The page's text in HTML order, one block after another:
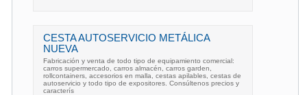
CESTA AUTOSERVICIO METÁLICA
NUEVA
Fabricación y venta de todo tipo de equipamiento comercial:
carros supermercado, carros almacén, carros garden,
rollcontainers, accesorios en malla, cestas apilables, cestas de
autoservicio y todo tipo de expositores. Consúltenos precios y
caracterís